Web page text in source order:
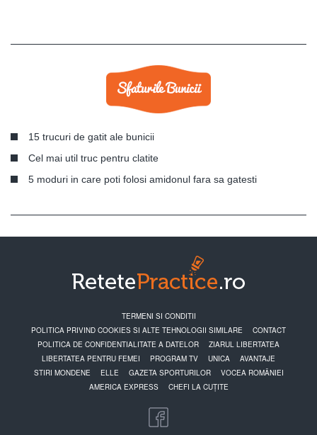
15 trucuri de gatit ale bunicii
Cel mai util truc pentru clatite
5 moduri in care poti folosi amidonul fara sa gatesti
TERMENI SI CONDITII
POLITICA PRIVIND COOKIES SI ALTE TEHNOLOGII SIMILARE
CONTACT
POLITICA DE CONFIDENTIALITATE A DATELOR
ZIARUL LIBERTATEA
LIBERTATEA PENTRU FEMEI
PROGRAM TV UNICA
AVANTAJE
STIRI MONDENE
ELLE GAZETA SPORTURILOR
VOCEA ROMÂNIEI
AMERICA EXPRESS
CHEFI LA CUȚITE